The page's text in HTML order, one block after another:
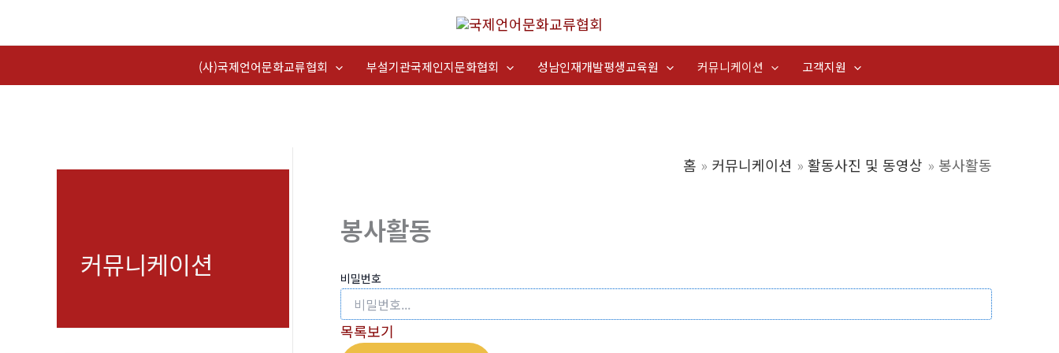
(사)국제언어문화교류협회 부설기관국제인지문화협회 성남인재개발평생교육원 커뮤니케이션 고객지원
커뮤니케이션
홈 커뮤니케이션 활동사진 및 동영상 봉사활동
봉사활동
비밀번호
목록보기